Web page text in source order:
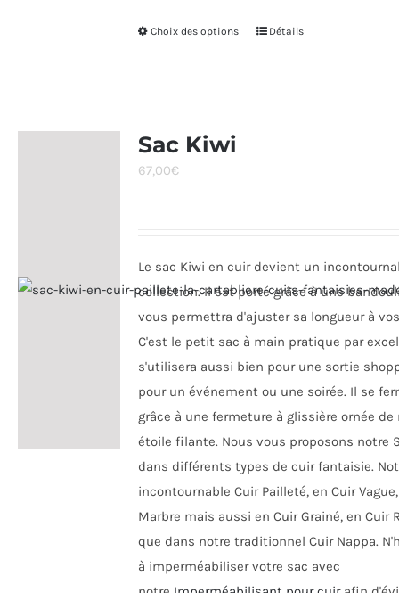
Choix des options
Ce
choisies
sur
page
Détails
Sac Kiwi
67,00€
Le sac Kiwi en cuir devient un
collection. Il est porté grâce à une
vous permettra d'ajuster sa longueur à
C'est le petit sac à main pratique par
s'utilisera aussi bien pour une sortie
pour un événement ou une soirée. Il se
grâce à une fermeture à glissière ornée de
étoile filante. Nous vous proposons notre
dans différents types de cuir fantaisie.
incontournable Cuir Pailleté, en Cuir
Marbre mais aussi en Cuir Grainé, en Cuir
que dans notre traditionnel Cuir Nappa.
à imperméabiliser votre sac avec